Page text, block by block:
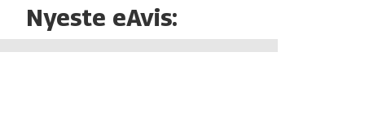
Nyeste eAvis: